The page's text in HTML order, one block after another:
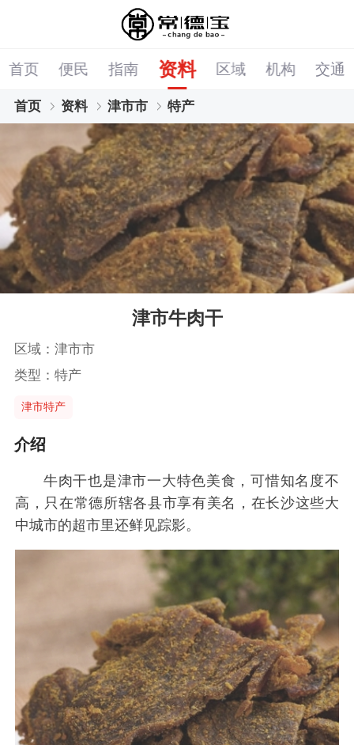
首页 便民 指南 资料 区域 机构 交通
首页 资料 津市市 特产
津市牛肉干
区域：津市市
类型：特产
津市特产
介绍
牛肉干也是津市一大特色美食，可惜知名度不
高，只在常德所辖各县市享有美名，在长沙这些大
中城市的超市里还鲜见踪影。